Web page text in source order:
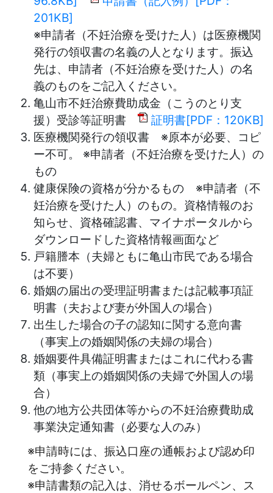
201KB]
※申請者（不妊治療を受けた人）は医療機関
発行の領収書の名義の人となります。振込
先は、申請者（不妊治療を受けた人）の名
義のものをご記入ください。
亀山市不妊治療費助成金（こうのとり支
援）受診等証明書
証明書[PDF：120KB]
医療機関発行の領収書 ※原本が必要、コピ
ー不可。 ※申請者（不妊治療を受けた人）の
もの
健康保険の資格が分かるもの ※申請者（不
妊治療を受けた人）のもの。資格情報のお
知らせ、資格確認書、マイナポータルから
ダウンロードした資格情報画面など
戸籍謄本（夫婦ともに亀山市民である場合
は不要）
婚姻の届出の受理証明書または記載事項証
明書（夫および妻が外国人の場合）
出生した場合の子の認知に関する意向書
（事実上の婚姻関係の夫婦の場合）
婚姻要件具備証明書またはこれに代わる書
類（事実上の婚姻関係の夫婦で外国人の場
合）
他の地方公共団体等からの不妊治療費助成
事業決定通知書（必要な人のみ）
※申請時には、振込口座の通帳および認め印
をご持参ください。
※申請書類の記入は、消せるボールペン、ス